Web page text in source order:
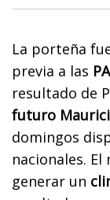
La porteña
previa a las
resultado de
futuro
domingos
nacionales.
generar un